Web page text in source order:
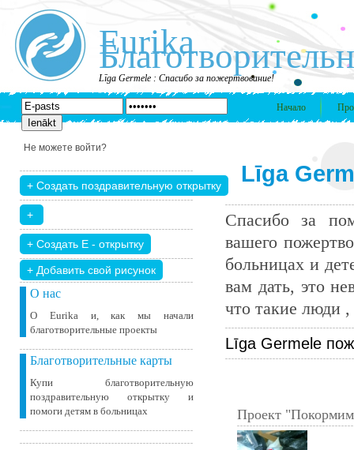
Eurika
Līga Germele : Спасибо за пожертвование!
Начало
Не можете войти?
+ Добавить свой ​​рисунок
О нас
О Eurika и, как мы начали
благотворительные проекты
Благотворительные карты
Купи благотворительную
поздравительную открытку и
помоги детям в больницах
Līga
Спасибо за
вашего
больницах и
вам дать, это
что такие люди
Līga Germele
Проект